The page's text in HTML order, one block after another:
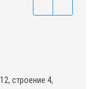
строение 4,